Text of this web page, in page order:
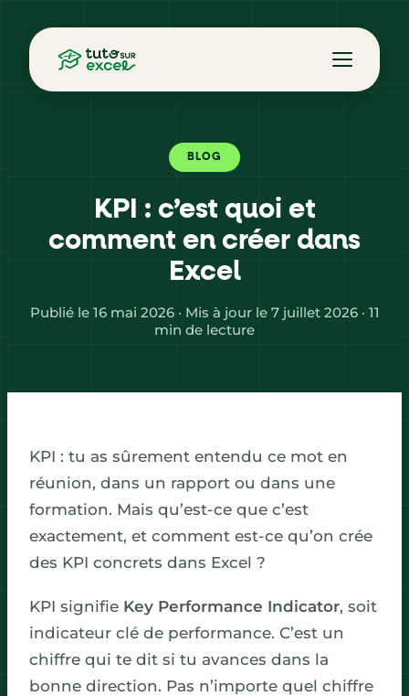
BLOG
KPI : c’est quoi et
comment en créer dans
Excel
Publié le 16 mai 2026 · Mis à jour le 7 juillet 2026 · 11
min de lecture
KPI : tu as sûrement entendu ce mot en
réunion, dans un rapport ou dans une
formation. Mais qu’est-ce que c’est
exactement, et comment est-ce qu’on crée
des KPI concrets dans Excel ?
KPI signifie Key Performance Indicator, soit
indicateur clé de performance. C’est un
chiffre qui te dit si tu avances dans la
bonne direction. Pas n’importe quel chiffre